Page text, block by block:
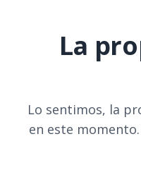
La
Lo sentimos, la
en este